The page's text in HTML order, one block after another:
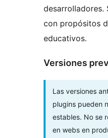
desarrolladores.
con propósitos
educativos.
Versiones
Las versiones
plugins pueden
estables. No se
en webs en